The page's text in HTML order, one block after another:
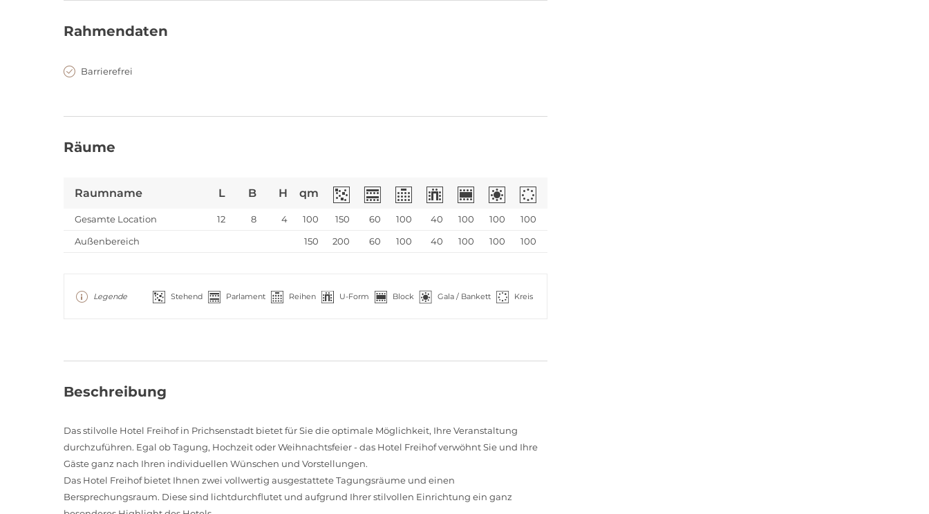
Rahmendaten
Barrierefrei
Räume
Raumname L B H qm
Gesamte Location 12 8 4 100 150 60 100 40 100 100
100
Außenbereich
150 200 60 100 40 100 100 100
Legende Stehend Parlament Reihen U-Form Block Gala / Bankett Kreis
Beschreibung
Das stilvolle Hotel Freihof in Prichsenstadt bietet für Sie die optimale Möglichkeit, Ihre Veranstaltung
durchzuführen. Egal ob Tagung, Hochzeit oder Weihnachtsfeier - das Hotel Freihof verwöhnt Sie und Ihre
Gäste ganz nach Ihren individuellen Wünschen und Vorstellungen.
Das Hotel Freihof bietet Ihnen zwei vollwertig ausgestattete Tagungsräume und einen
Bersprechungsraum. Diese sind lichtdurchflutet und aufgrund Ihrer stilvollen Einrichtung ein ganz